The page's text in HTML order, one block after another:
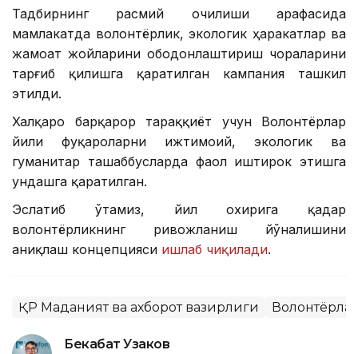
Тадбирнинг расмий очилиши арафасида
мамлакатда волонтёрлик, экологик ҳаракатлар ва
жамоат жойларини ободонлаштириш чораларини
тарғиб қилишга қаратилган кампания ташкил
этилди.
Халқаро барқарор тараққиёт учун Волонтёрлар
йили фуқароларни ижтимоий, экологик ва
гуманитар ташаббусларда фаол иштирок этишга
ундашга қаратилган.
Эслатиб ўтамиз, йил охирига қадар
волонтёрликнинг ривожланиш йўналишини
аниқлаш концепцияси ишлаб чиқилади.
ҚР Маданият ва ахборот вазирлиги
Бекабат Узаков